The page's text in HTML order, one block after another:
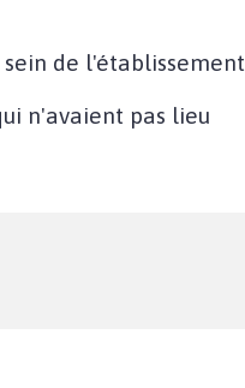
de l'établissement
n'avaient pas lieu